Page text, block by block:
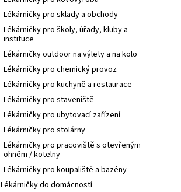
Lékárničky pro sklady a obchody
Lékárničky pro školy, úřady, kluby a
instituce
Lékárničky outdoor na výlety a na kolo
Lékárničky pro chemický provoz
Lékárničky pro kuchyně a restaurace
Lékárničky pro staveniště
Lékárničky pro ubytovací zařízení
Lékárničky pro stolárny
Lékárničky pro pracoviště s otevřeným
ohněm / kotelny
Lékárničky pro koupaliště a bazény
Lékárničky do domácností